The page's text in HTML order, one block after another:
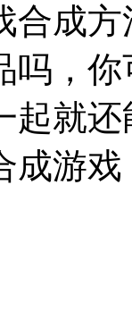
合成
吗，
起就
成游